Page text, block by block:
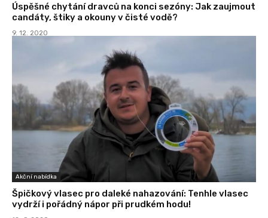
Úspěšné chytání dravců na konci sezóny: Jak zaujmout
candáty, štiky a okouny v čisté vodě?
9. 12. 2020
Akční nabídka
Špičkový vlasec pro daleké nahazování: Tenhle vlasec
vydrží i pořádný nápor při prudkém hodu!